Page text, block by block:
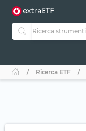
Ricerca ETF